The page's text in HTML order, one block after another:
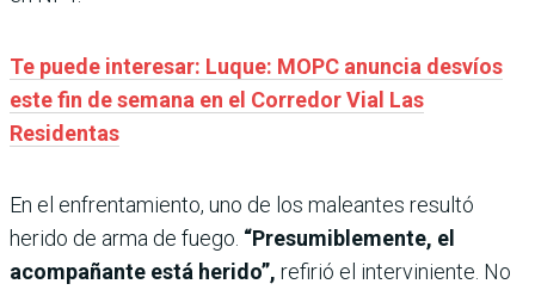
Te puede interesar: Luque: MOPC anuncia desvíos
este fin de semana en el Corredor Vial Las
Residentas
En el enfrentamiento, uno de los maleantes resultó
herido de arma de fuego. “Presumiblemente, el
acompañante está herido”, refirió el interviniente. No